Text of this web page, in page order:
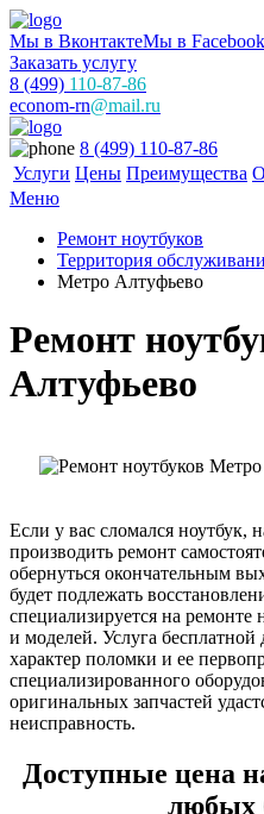
Мы в ВконтактеМы в Facebook
Заказать услугу
8 (499) 110-87-86
econom-rn@mail.ru
8 (499) 110-87-86
Услуги Цены Преимущества
Меню
Ремонт ноутбуков
Территория
Метро Алтуфьево
Ремонт
Алтуфьево
Если у вас сломался ноутбук,
производить ремонт
обернуться окончательным
будет подлежать
специализируется на ремонте
и моделей. Услуга
характер поломки и ее
специализированного
оригинальных запчастей
неисправность.
Доступные цена
любых